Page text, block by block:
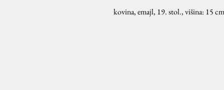
kovina, emajl, 19. stol., višina: 15 cm